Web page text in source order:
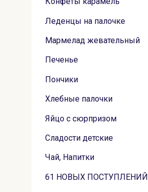
Леденцы на палочке
Мармелад жевательный
Печенье
Пончики
Хлебные палочки
Яйцо с сюрпризом
Сладости детские
Чай, Напитки
61 НОВЫХ ПОСТУПЛЕНИЙ